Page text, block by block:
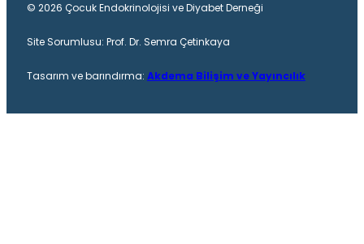
© 2026 Çocuk Endokrinolojisi ve Diyabet Derneği
Site Sorumlusu: Prof. Dr. Semra Çetinkaya
Tasarım ve barındırma: Akdema Bilişim ve Yayıncılık